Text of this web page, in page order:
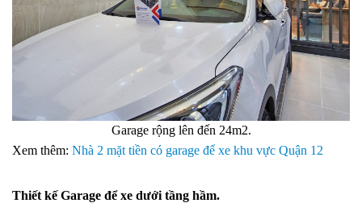
Garage rộng lên đến 24m2.
Xem thêm: Nhà 2 mặt tiền có garage để xe khu vực Quận 12
Thiết kế Garage để xe dưới tầng hầm.